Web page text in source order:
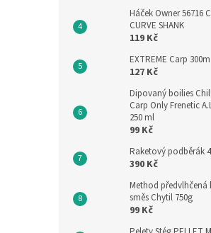
Háček Owner 56716
CURVE SHANK
119 Kč
EXTREME Carp 300m
127 Kč
Dipovaný boilies
Carp Only Frenetic
250 ml
99 Kč
Raketový podběrák
390 Kč
Method
směs Chytil 750g
99 Kč